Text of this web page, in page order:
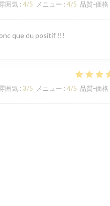
囲気 : 4/5 メニュー : 4/5 品質-価格
que du positif !!!
囲気 : 3/5 メニュー : 4/5 品質-価格